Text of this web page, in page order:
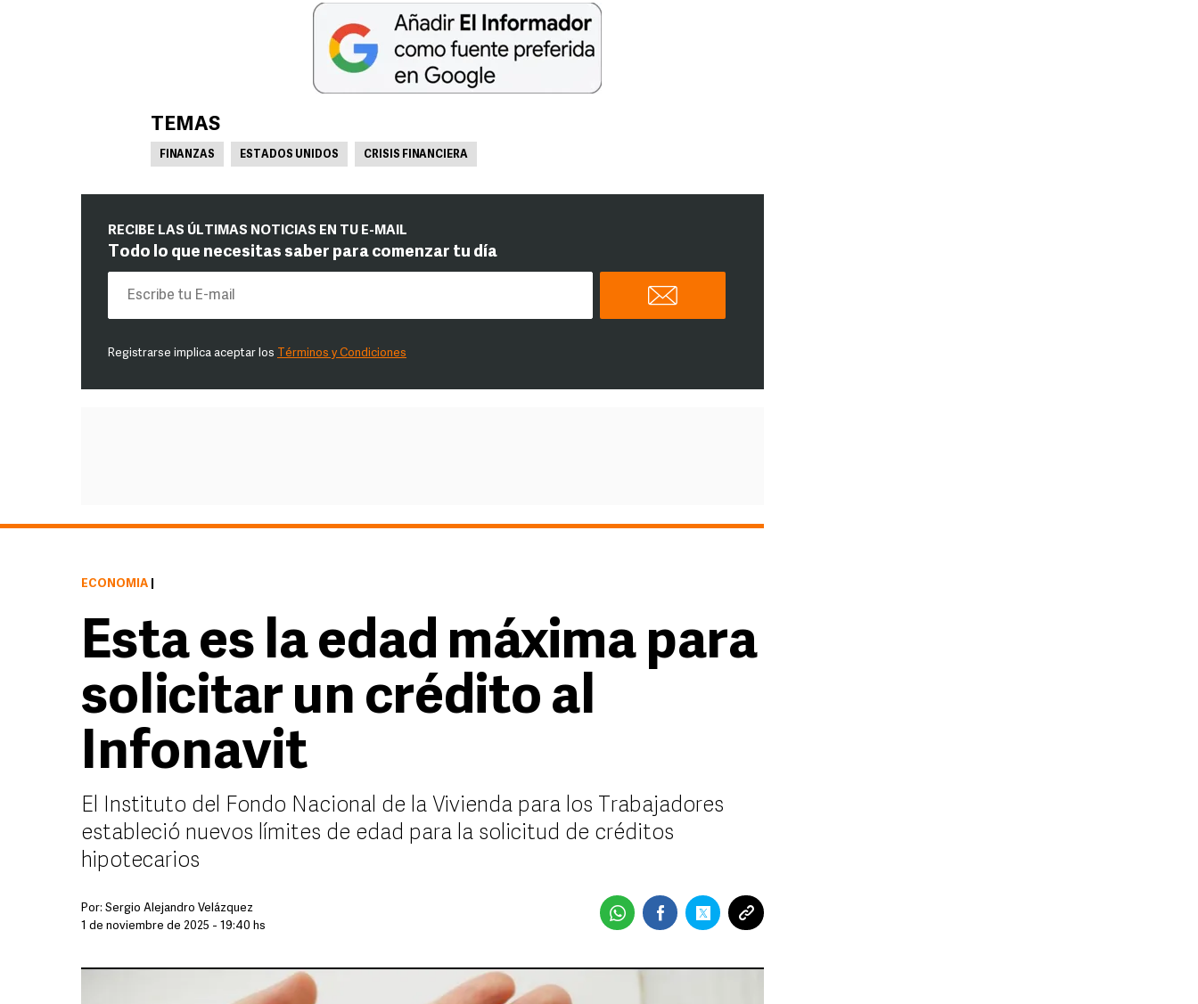
TEMAS
FINANZAS ESTADOS UNIDOS CRISIS FINANCIERA
RECIBE LAS ÚLTIMAS NOTICIAS EN TU E-MAIL
Todo lo que necesitas saber para comenzar tu día
Registrarse implica aceptar los Términos y Condiciones
ECONOMÍA
Esta es la edad máxima para
solicitar un crédito al
Infonavit
El Instituto del Fondo Nacional de la Vivienda para los Trabajadores
estableció nuevos límites de edad para la solicitud de créditos
hipotecarios
Por: Sergio Alejandro Velázquez
1 de noviembre de 2025 - 19:40 hs